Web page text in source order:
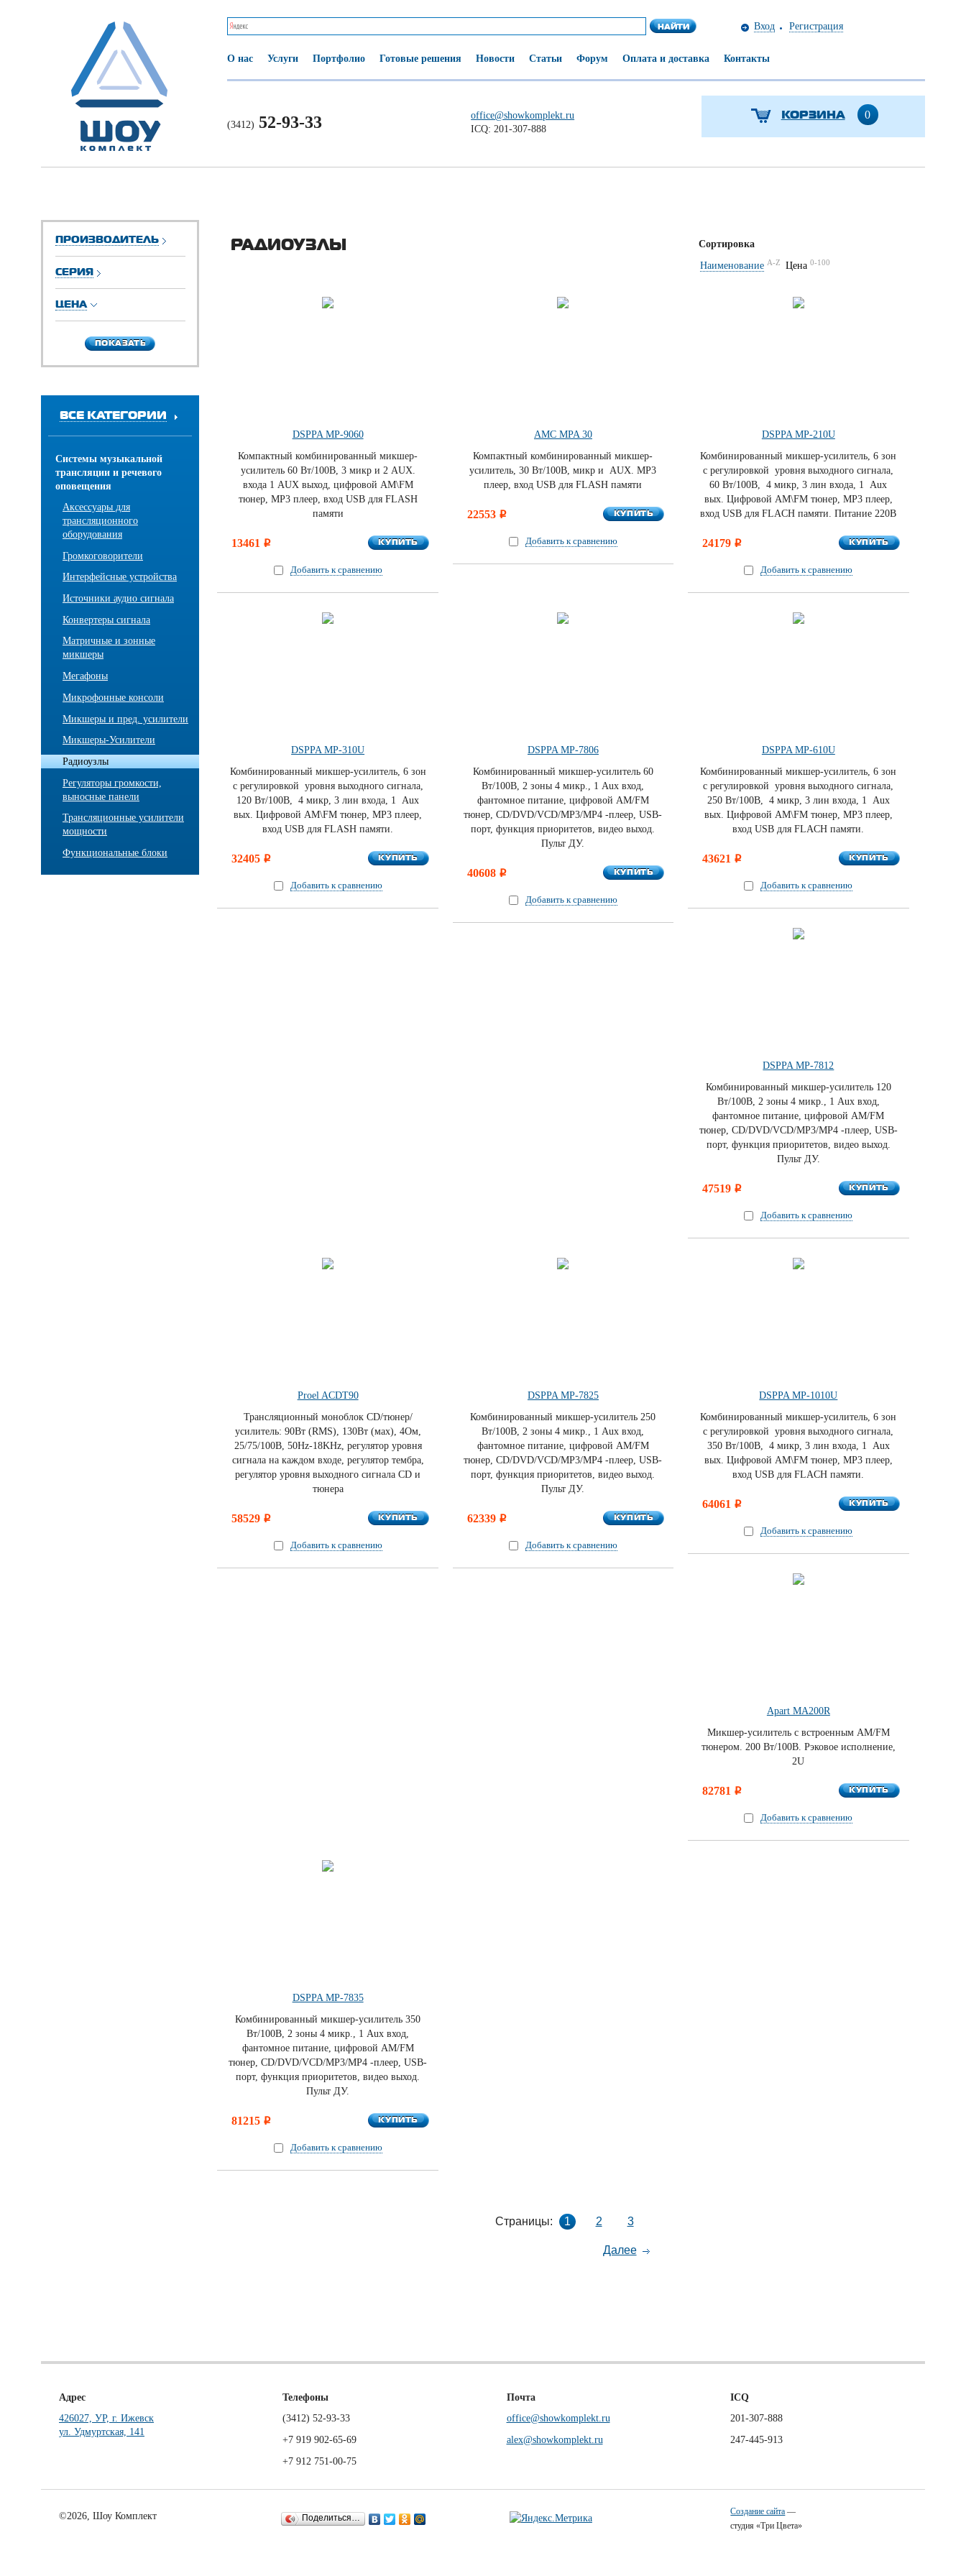
Вход Регистрация
О нас Услуги Портфолио Готовые решения Новости Статьи Форум Оплата и доставка Контакты
(3412) 52-93-33
office@showkomplekt.ru
ICQ: 201-307-888
КОРЗИНА 0
ПРОИЗВОДИТЕЛЬ
СЕРИЯ
ЦЕНА
ПОКАЗАТЬ
ПОКАЗАТЬ
ВСЕ КАТЕГОРИИ
Системы музыкальной
трансляции и речевого
оповещения
Аксессуары для
трансляционного
оборудования
Громкоговорители
Интерфейсные устройства
Источники аудио сигнала
Конвертеры сигнала
Матричные и зонные
микшеры
Мегафоны
Микрофонные консоли
Микшеры и пред. усилители
Микшеры-Усилители
Радиоузлы
Регуляторы громкости,
выносные панели
Трансляционные усилители
мощности
Функциональные блоки
РАДИОУЗЛЫ
Сортировка
Наименование A-Z Цена 0-100
DSPPA MP-9060
Компактный комбинированный микшер-
усилитель 60 Вт/100В, 3 микр и 2 AUX.
входа 1 AUX выход, цифровой AM\FM
тюнер, MP3 плеер, вход USB для FLASH
памяти
13461 i КУПИТЬ
КУПИТЬ
Добавить к сравнению
AMC MPA 30
Компактный комбинированный микшер-
усилитель, 30 Вт/100В, микр и AUX. MP3
плеер, вход USB для FLASH памяти
22553 i КУПИТЬ
КУПИТЬ
Добавить к сравнению
DSPPA MP-210U
Комбинированный микшер-усилитель, 6 зон
c регулировкой уровня выходного сигнала,
60 Вт/100В, 4 микр, 3 лин входа, 1 Aux
вых. Цифровой AM\FM тюнер, MP3 плеер,
вход USB для FLACH памяти. Питание 220В
24179 i КУПИТЬ
КУПИТЬ
Добавить к сравнению
DSPPA MP-310U
Комбинированный микшер-усилитель, 6 зон
c регулировкой уровня выходного сигнала,
120 Вт/100В, 4 микр, 3 лин входа, 1 Aux
вых. Цифровой AM\FM тюнер, MP3 плеер,
вход USB для FLASH памяти.
32405 i КУПИТЬ
КУПИТЬ
Добавить к сравнению
DSPPA MP-7806
Комбинированный микшер-усилитель 60
Вт/100В, 2 зоны 4 микр., 1 Aux вход,
фантомное питание, цифровой AM/FM
тюнер, CD/DVD/VCD/MP3/MP4 -плеер, USB-
порт, функция приоритетов, видео выход.
Пульт ДУ.
40608 i КУПИТЬ
КУПИТЬ
Добавить к сравнению
DSPPA MP-610U
Комбинированный микшер-усилитель, 6 зон
c регулировкой уровня выходного сигнала,
250 Вт/100В, 4 микр, 3 лин входа, 1 Aux
вых. Цифровой AM\FM тюнер, MP3 плеер,
вход USB для FLACH памяти.
43621 i КУПИТЬ
КУПИТЬ
Добавить к сравнению
DSPPA MP-7812
Комбинированный микшер-усилитель 120
Вт/100В, 2 зоны 4 микр., 1 Aux вход,
фантомное питание, цифровой AM/FM
тюнер, CD/DVD/VCD/MP3/MP4 -плеер, USB-
порт, функция приоритетов, видео выход.
Пульт ДУ.
47519 i КУПИТЬ
КУПИТЬ
Добавить к сравнению
Proel ACDT90
Трансляционный моноблок СD/тюнер/
усилитель: 90Вт (RMS), 130Вт (мах), 4Ом,
25/75/100В, 50Hz-18KHz, регулятор уровня
сигнала на каждом входе, регулятор тембра,
регулятор уровня выходного сигнала CD и
тюнера
58529 i КУПИТЬ
КУПИТЬ
Добавить к сравнению
DSPPA MP-7825
Комбинированный микшер-усилитель 250
Вт/100В, 2 зоны 4 микр., 1 Aux вход,
фантомное питание, цифровой AM/FM
тюнер, CD/DVD/VCD/MP3/MP4 -плеер, USB-
порт, функция приоритетов, видео выход.
Пульт ДУ.
62339 i КУПИТЬ
КУПИТЬ
Добавить к сравнению
DSPPA MP-1010U
Комбинированный микшер-усилитель, 6 зон
c регулировкой уровня выходного сигнала,
350 Вт/100В, 4 микр, 3 лин входа, 1 Aux
вых. Цифровой AM\FM тюнер, MP3 плеер,
вход USB для FLACH памяти.
64061 i КУПИТЬ
КУПИТЬ
Добавить к сравнению
Apart MA200R
Микшер-усилитель с встроенным AM/FM
тюнером. 200 Вт/100В. Рэковое исполнение,
2U
82781 i КУПИТЬ
КУПИТЬ
Добавить к сравнению
DSPPA MP-7835
Комбинированный микшер-усилитель 350
Вт/100В, 2 зоны 4 микр., 1 Aux вход,
фантомное питание, цифровой AM/FM
тюнер, CD/DVD/VCD/MP3/MP4 -плеер, USB-
порт, функция приоритетов, видео выход.
Пульт ДУ.
81215 i КУПИТЬ
КУПИТЬ
Добавить к сравнению
Страницы: 1 2 3
Далее
Адрес
426027, УР, г. Ижевск
ул. Удмуртская, 141
Телефоны
(3412) 52-93-33
+7 919 902-65-69
+7 912 751-00-75
Почта
office@showkomplekt.ru
alex@showkomplekt.ru
ICQ
201-307-888
247-445-913
©2026, Шоу Комплект Поделиться…
Создание сайта —
студия «Три Цвета»